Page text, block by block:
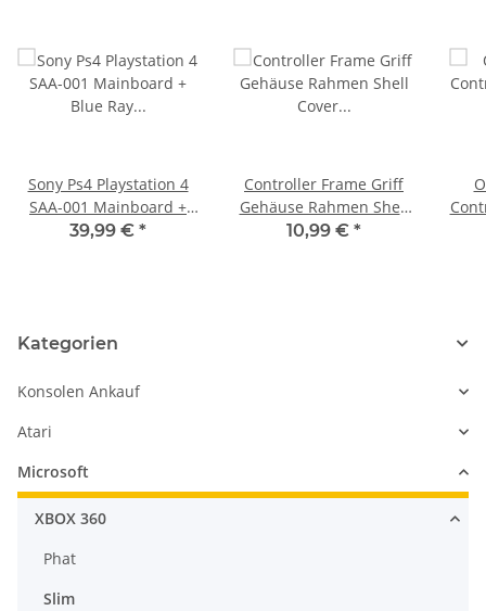
Sony Ps4 Playstation 4
SAA-001 Mainboard +
Blue Ray Mainboard
39,99 € *
Controller Frame Griff
Gehäuse Rahmen Shell
Cover Case für Sony PS5
10,99 € *
Kategorien
Konsolen Ankauf
Atari
Microsoft
XBOX 360
Phat
Slim